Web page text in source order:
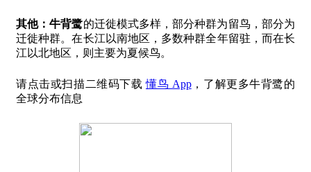
其他：牛背鹭的迁徙模式多样，部分种群为留鸟，部分为
迁徙种群。在长江以南地区，多数种群全年留驻，而在长
江以北地区，则主要为夏候鸟。
请点击或扫描二维码下载懂鸟 App，了解更多牛背鹭的
全球分布信息